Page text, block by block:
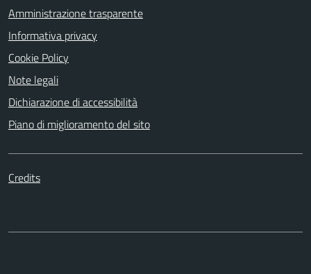
Amministrazione trasparente
Informativa privacy
Cookie Policy
Note legali
Dichiarazione di accessibilità
Piano di miglioramento del sito
Credits